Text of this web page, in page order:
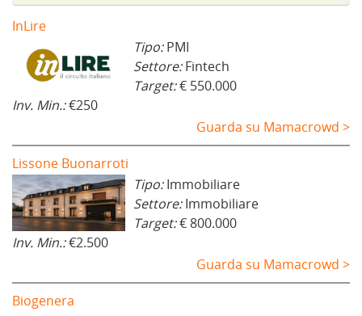
InLire
Tipo:PMI
Settore:Fintech
Target:€ 550.000
Inv. Min.:€250
Guarda su Mamacrowd >
Lissone Buonarroti
Tipo:Immobiliare
Settore:Immobiliare
Target:€ 800.000
Inv. Min.:€2.500
Guarda su Mamacrowd >
Biogenera